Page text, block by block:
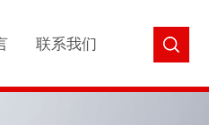
联系我们